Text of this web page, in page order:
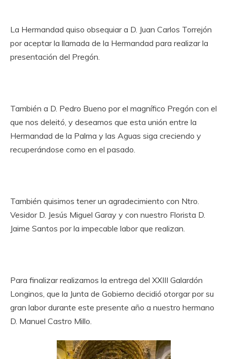
La Hermandad quiso obsequiar a D. Juan Carlos Torrejón
por aceptar la llamada de la Hermandad para realizar la
presentación del Pregón.
También a D. Pedro Bueno por el magnífico Pregón con el
que nos deleitó, y deseamos que esta unión entre la
Hermandad de la Palma y las Aguas siga creciendo y
recuperándose como en el pasado.
También quisimos tener un agradecimiento con Ntro.
Vesidor D. Jesús Miguel Garay y con nuestro Florista D.
Jaime Santos por la impecable labor que realizan.
Para finalizar realizamos la entrega del XXIII Galardón
Longinos, que la Junta de Gobierno decidió otorgar por su
gran labor durante este presente año a nuestro hermano
D. Manuel Castro Millo.